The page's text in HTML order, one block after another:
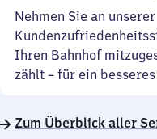
Nehmen Sie an unserer
Ihren Bahnhof
zählt – für ein
Zum Überblick aller